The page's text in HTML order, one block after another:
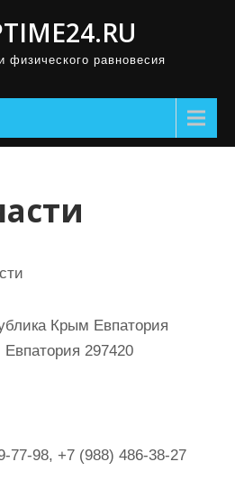
физического равновесия
Крым Евпатория
297420
77-98, +7 (988) 486-38-27